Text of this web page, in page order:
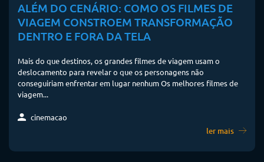
ALÉM DO CENÁRIO: COMO OS FILMES DE
VIAGEM CONSTROEM TRANSFORMAÇÃO
DENTRO E FORA DA TELA
Mais do que destinos, os grandes filmes de viagem usam o
deslocamento para revelar o que os personagens não
conseguiriam enfrentar em lugar nenhum Os melhores filmes de
viagem...
cinemacao
ler mais